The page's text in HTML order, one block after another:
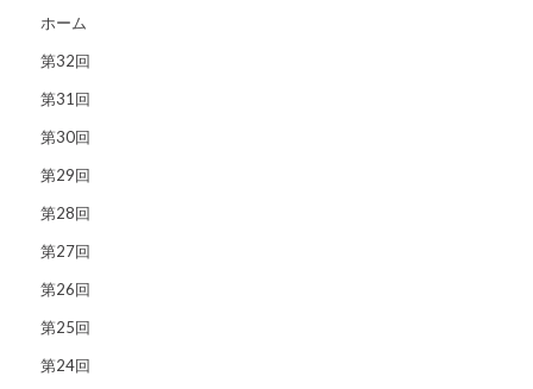
ホーム
第32回
第31回
第30回
第29回
第28回
第27回
第26回
第25回
第24回